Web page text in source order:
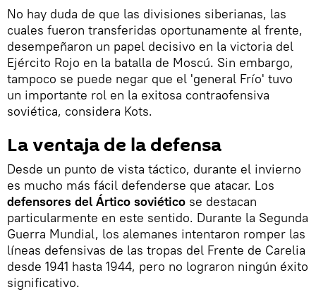
No hay duda de que las divisiones siberianas, las
cuales fueron transferidas oportunamente al frente,
desempeñaron un papel decisivo en la victoria del
Ejército Rojo en la batalla de Moscú. Sin embargo,
tampoco se puede negar que el 'general Frío' tuvo
un importante rol en la exitosa contraofensiva
soviética, considera Kots.
La ventaja de la defensa
Desde un punto de vista táctico, durante el invierno
es mucho más fácil defenderse que atacar. Los
defensores del Ártico soviético se destacan
particularmente en este sentido. Durante la Segunda
Guerra Mundial, los alemanes intentaron romper las
líneas defensivas de las tropas del Frente de Carelia
desde 1941 hasta 1944, pero no lograron ningún éxito
significativo.